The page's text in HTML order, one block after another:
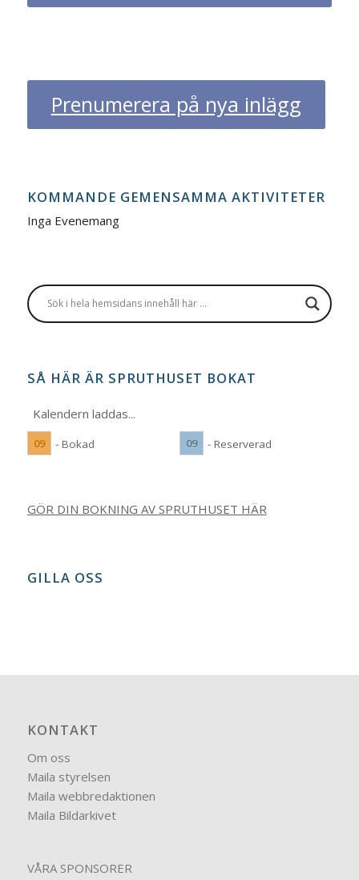
Prenumerera på nya inlägg
KOMMANDE GEMENSAMMA AKTIVITETER
Inga Evenemang
SÅ HÄR ÄR SPRUTHUSET BOKAT
Kalendern laddas...
09 - Bokad 09 - Reserverad
GÖR DIN BOKNING AV SPRUTHUSET HÄR
GILLA OSS
KONTAKT
Om oss
Maila styrelsen
Maila webbredaktionen
Maila Bildarkivet
VÅRA SPONSORER